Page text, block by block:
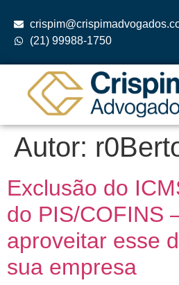
(21) 99988-1750
Autor:
Exclusão do
do PIS/COFINS
aproveitar esse
sua empresa